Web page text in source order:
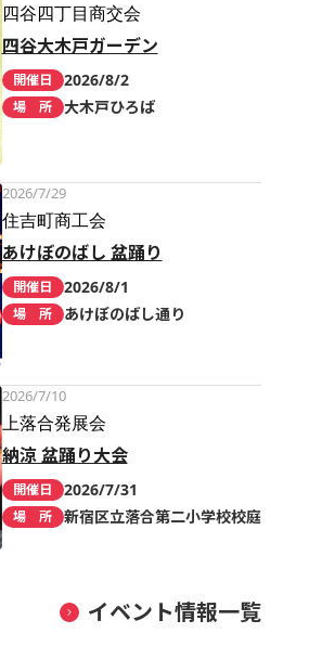
四谷四丁目商交会
四谷大木戸ガーデン
開催日 2026/8/2
場 所 大木戸ひろば
2026/7/29
住吉町商工会
あけぼのばし 盆踊り
開催日 2026/8/1
場 所 あけぼのばし通り
2026/7/10
上落合発展会
納涼 盆踊り大会
開催日 2026/7/31
場 所 新宿区立落合第二小学校校庭
イベント情報一覧